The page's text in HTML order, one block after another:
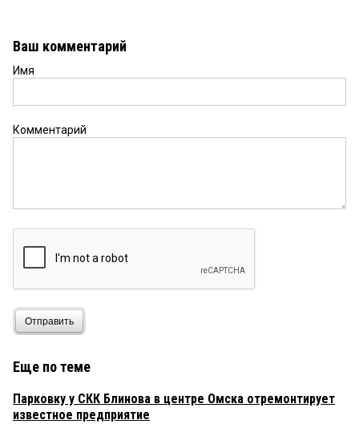
Ваш комментарий
Имя
Комментарий
Отправить
Еще по теме
Парковку у СКК Блинова в центре Омска отремонтирует
известное предприятие